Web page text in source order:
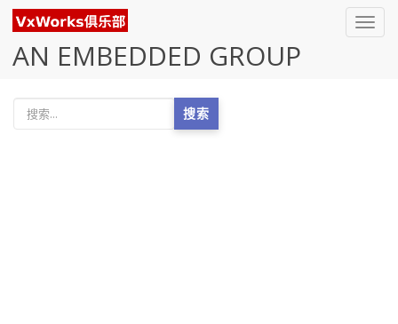
AN EMBEDDED GROUP
搜索